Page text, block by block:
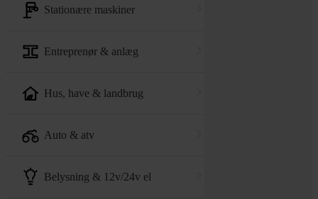
stationære maskiner
entreprenør & anlæg
hus, have & landbrug
auto & atv
belysning & 12v/24v el